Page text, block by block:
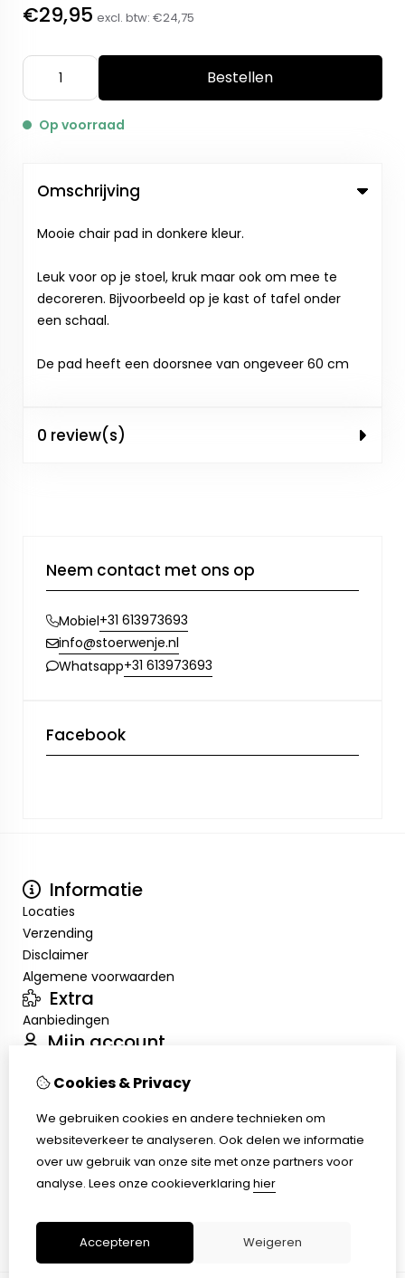
€29,95 excl. btw: €24,75
Bestellen
Op voorraad
Omschrijving
Mooie chair pad in donkere kleur.
Leuk voor op je stoel, kruk maar ook om mee te
decoreren. Bijvoorbeeld op je kast of tafel onder
een schaal.
De pad heeft een doorsnee van ongeveer 60 cm
0 review(s)
Neem contact met ons op
Mobiel+31 613973693
info@stoerwenje.nl
Whatsapp+31 613973693
Facebook
Informatie
Locaties
Verzending
Disclaimer
Algemene voorwaarden
Extra
Aanbiedingen
Mijn account
Bestelhistorie
Nieuwsbrief
Klantenservice
Retourneren
Cookies & Privacy
We gebruiken cookies en andere technieken om
websiteverkeer te analyseren. Ook delen we informatie
over uw gebruik van onze site met onze partners voor
analyse. Lees onze cookieverklaring hier
Accepteren Weigeren